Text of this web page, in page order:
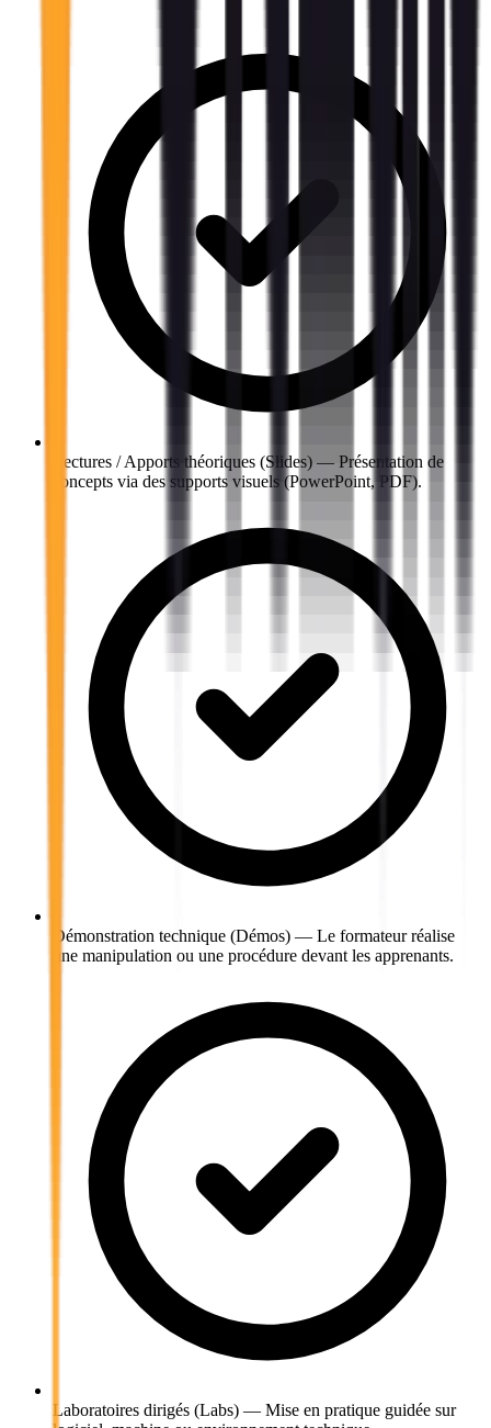
Lectures / Apports théoriques (Slides) — Présentation de
concepts via des supports visuels (PowerPoint, PDF).
Démonstration technique (Démos) — Le formateur réalise
une manipulation ou une procédure devant les apprenants.
Laboratoires dirigés (Labs) — Mise en pratique guidée sur